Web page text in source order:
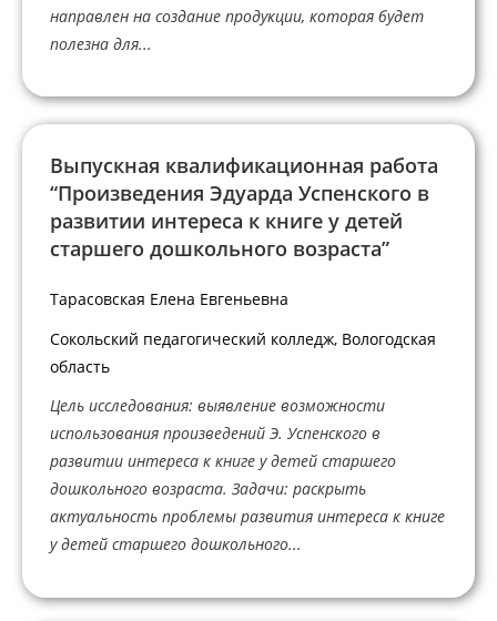
направлен на создание продукции, которая будет
полезна для...
Выпускная квалификационная работа
“Произведения Эдуарда Успенского в
развитии интереса к книге у детей
старшего дошкольного возраста”
Тарасовская Елена Евгеньевна
Сокольский педагогический колледж, Вологодская
область
Цель исследования: выявление возможности
использования произведений Э. Успенского в
развитии интереса к книге у детей старшего
дошкольного возраста. Задачи: раскрыть
актуальность проблемы развития интереса к книге
у детей старшего дошкольного...